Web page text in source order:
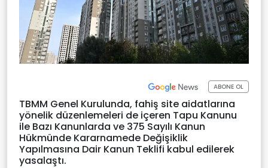
ABONE OL
TBMM Genel Kurulunda, fahiş site aidatlarına
yönelik düzenlemeleri de içeren Tapu Kanunu
ile Bazı Kanunlarda ve 375 Sayılı Kanun
Hükmünde Kararnamede Değişiklik
Yapılmasına Dair Kanun Teklifi kabul edilerek
yasalaştı.